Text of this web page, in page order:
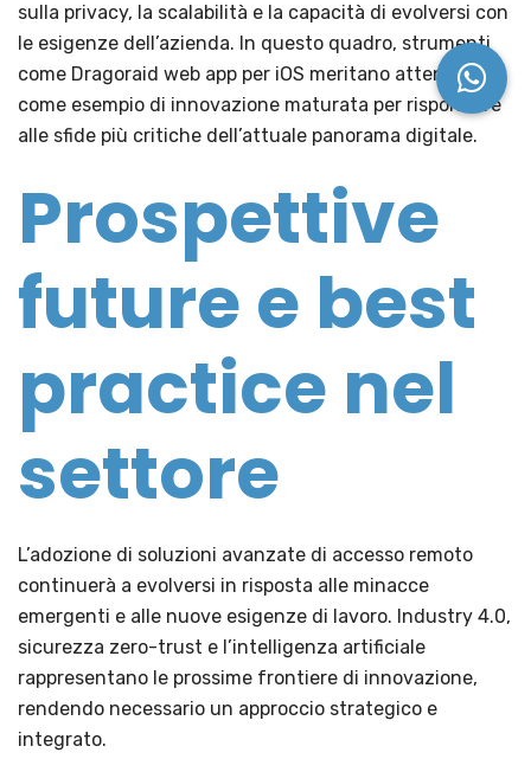
sulla privacy, la scalabilità e la capacità di evolversi con
le esigenze dell’azienda. In questo quadro, strumenti
come Dragoraid web app per iOS meritano attenzione
come esempio di innovazione maturata per rispondere
alle sfide più critiche dell’attuale panorama digitale.
Prospettive
future e best
practice nel
settore
L’adozione di soluzioni avanzate di accesso remoto
continuerà a evolversi in risposta alle minacce
emergenti e alle nuove esigenze di lavoro. Industry 4.0,
sicurezza zero-trust e l’intelligenza artificiale
rappresentano le prossime frontiere di innovazione,
rendendo necessario un approccio strategico e
integrato.